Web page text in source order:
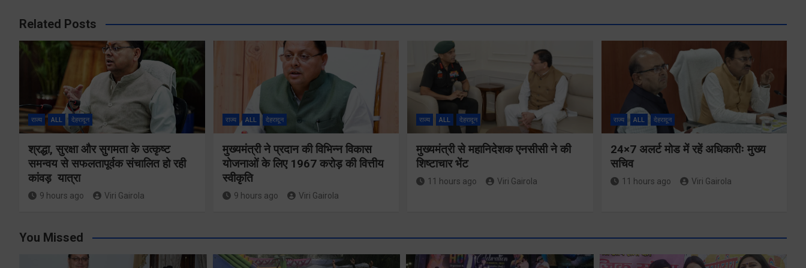
Related Posts
राज्य ALL देहरादून
श्रद्धा, सुरक्षा और सुगमता के उत्कृष्ट
समन्वय से सफलतापूर्वक संचालित हो रही
कांवड़ यात्रा
9 hours ago Viri Gairola
राज्य ALL देहरादून
मुख्यमंत्री ने प्रदान की विभिन्न विकास
योजनाओं के लिए 1967 करोड़ की वित्तीय
स्वीकृति
9 hours ago Viri Gairola
राज्य ALL देहरादून
मुख्यमंत्री से महानिदेशक एनसीसी ने की
शिष्टाचार भेंट
11 hours ago Viri Gairola
राज्य ALL देहरादून
24×7 अलर्ट मोड में रहें अधिकारीः मुख्य
सचिव
11 hours ago Viri Gairola
You Missed